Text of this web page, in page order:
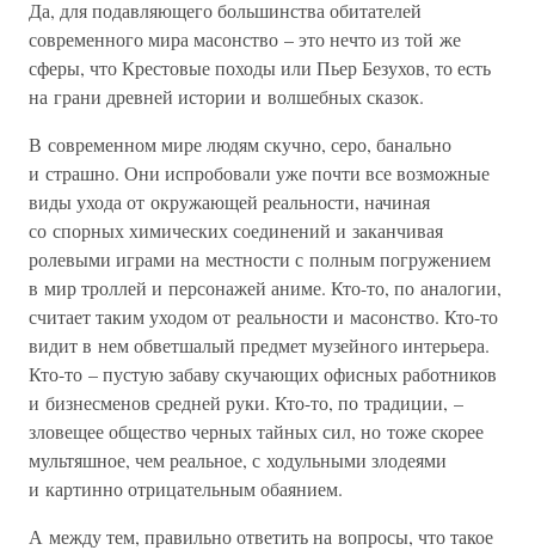
Да, для подавляющего большинства обитателей
современного мира масонство – это нечто из той же
сферы, что Крестовые походы или Пьер Безухов, то есть
на грани древней истории и волшебных сказок.
В современном мире людям скучно, серо, банально
и страшно. Они испробовали уже почти все возможные
виды ухода от окружающей реальности, начиная
со спорных химических соединений и заканчивая
ролевыми играми на местности с полным погружением
в мир троллей и персонажей аниме. Кто-то, по аналогии,
считает таким уходом от реальности и масонство. Кто-то
видит в нем обветшалый предмет музейного интерьера.
Кто-то – пустую забаву скучающих офисных работников
и бизнесменов средней руки. Кто-то, по традиции, –
зловещее общество черных тайных сил, но тоже скорее
мультяшное, чем реальное, с ходульными злодеями
и картинно отрицательным обаянием.
А между тем, правильно ответить на вопросы, что такое